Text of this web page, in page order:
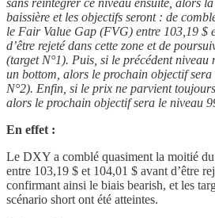
baissière et les objectifs seront : de
le Fair Value Gap (FVG) entre 103,19
d’être rejeté dans cette zone et de
(target N°1). Puis, si le précédent niveau
un bottom, alors le prochain objectif
N°2). Enfin, si le prix ne parvient
alors le prochain objectif sera le niveau
En effet :
Le DXY a comblé quasiment la moitié
entre 103,19 $ et 104,01 $ avant d’être
confirmant ainsi le biais bearish, et les
scénario short ont été atteintes.